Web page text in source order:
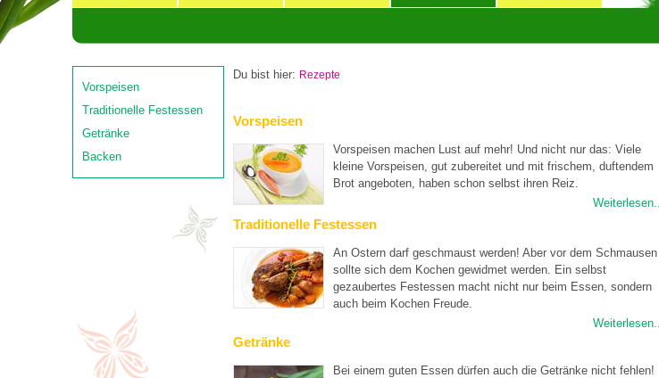
Vorspeisen
Traditionelle Festessen
Getränke
Backen
Du bist hier: Rezepte
Vorspeisen
Vorspeisen machen Lust auf mehr! Und nicht nur das: Viele
kleine Vorspeisen, gut zubereitet und mit frischem, duftendem
Brot angeboten, haben schon selbst ihren Reiz.
Traditionelle Festessen
An Ostern darf geschmaust werden! Aber vor dem Schmausen
sollte sich dem Kochen gewidmet werden. Ein selbst
gezaubertes Festessen macht nicht nur beim Essen, sondern
auch beim Kochen Freude.
Getränke
Bei einem guten Essen dürfen auch die Getränke nicht fehlen!